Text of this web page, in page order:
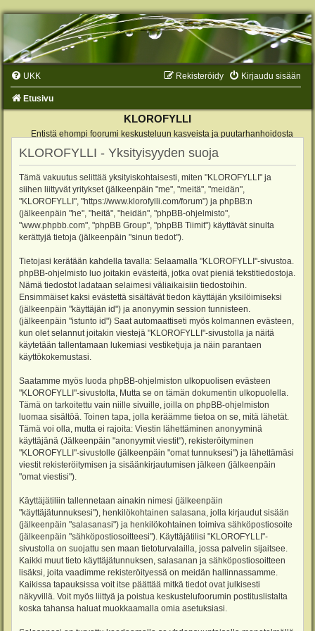
UKK Kirjaudu sisään
Rekisteröidy
Etusivu
KLOROFYLLI
Entistä ehompi foorumi keskusteluun kasveista ja puutarhanhoidosta
KLOROFYLLI - Yksityisyyden suoja
Tämä vakuutus selittää yksityiskohtaisesti, miten "KLOROFYLLI" ja
siihen liittyvät yritykset (jälkeenpäin "me", "meitä", "meidän",
"KLOROFYLLI", "https://www.klorofylli.com/forum") ja phpBB:n
(jälkeenpäin "he", "heitä", "heidän", "phpBB-ohjelmisto",
"www.phpbb.com", "phpBB Group", "phpBB Tiimit") käyttävät sinulta
kerättyjä tietoja (jälkeenpäin "sinun tiedot").
Tietojasi kerätään kahdella tavalla: Selaamalla "KLOROFYLLI"-sivustoa.
phpBB-ohjelmisto luo joitakin evästeitä, jotka ovat pieniä tekstitiedostoja.
Nämä tiedostot ladataan selaimesi väliaikaisiin tiedostoihin.
Ensimmäiset kaksi evästettä sisältävät tiedon käyttäjän yksilöimiseksi
(jälkeenpäin "käyttäjän id") ja anonyymin session tunnisteen.
(jälkeenpäin "istunto id") Saat automaattiseti myös kolmannen evästeen,
kun olet selannut joitakin viestejä "KLOROFYLLI"-sivustolla ja näitä
käytetään tallentamaan lukemiasi vestiketjuja ja näin parantaen
käyttökokemustasi.
Saatamme myös luoda phpBB-ohjelmiston ulkopuolisen evästeen
"KLOROFYLLI"-sivustolta, Mutta se on tämän dokumentin ulkopuolella.
Tämä on tarkoitettu vain niille sivuille, joilla on phpBB-ohjelmiston
luomaa sisältöä. Toinen tapa, jolla keräämme tietoa on se, mitä lähetät.
Tämä voi olla, mutta ei rajoita: Viestin lähettäminen anonyyminä
käyttäjänä (Jälkeenpäin "anonyymit viestit"), rekisteröityminen
"KLOROFYLLI"-sivustolle (jälkeenpäin "omat tunnuksesi") ja lähettämäsi
viestit rekisteröitymisen ja sisäänkirjautumisen jälkeen (jälkeenpäin
"omat viestisi").
Käyttäjätiliin tallennetaan ainakin nimesi (jälkeenpäin
"käyttäjätunnuksesi"), henkilökohtainen salasana, jolla kirjaudut sisään
(jälkeenpäin "salasanasi") ja henkilökohtainen toimiva sähköpostiosoite
(jälkeenpäin "sähköpostiosoitteesi"). Käyttäjätilisi "KLOROFYLLI"-
sivustolla on suojattu sen maan tietoturvalailla, jossa palvelin sijaitsee.
Kaikki muut tieto käyttäjätunnuksen, salasanan ja sähköpostiosoitteen
lisäksi, joita vaadimme rekisteröityessä on meidän hallinnassamme.
Kaikissa tapauksissa voit itse päättää mitkä tiedot ovat julkisesti
näkyvillä. Voit myös liittyä ja poistua keskustelufoorumin postituslistalta
koska tahansa haluat muokkaamalla omia asetuksiasi.